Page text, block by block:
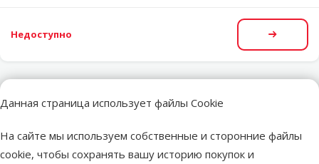
Данная страница использует файлы Cookie
На сайте мы используем собственные и сторонние файлы
cookie, чтобы сохранять вашу историю покупок и
Недоступно
Другие подобные продукты
Фильтр для питьевого фонтана Fresh and Clean
Описание Параметры
В начало страницы